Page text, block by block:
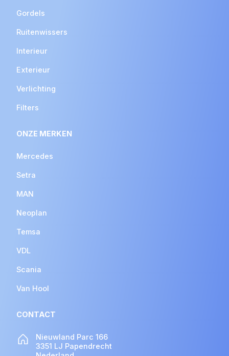
Gordels
Ruitenwissers
Interieur
Exterieur
Verlichting
Filters
ONZE MERKEN
Mercedes
Setra
MAN
Neoplan
Temsa
VDL
Scania
Van Hool
CONTACT
Nieuwland Parc 166
3351 LJ Papendrecht